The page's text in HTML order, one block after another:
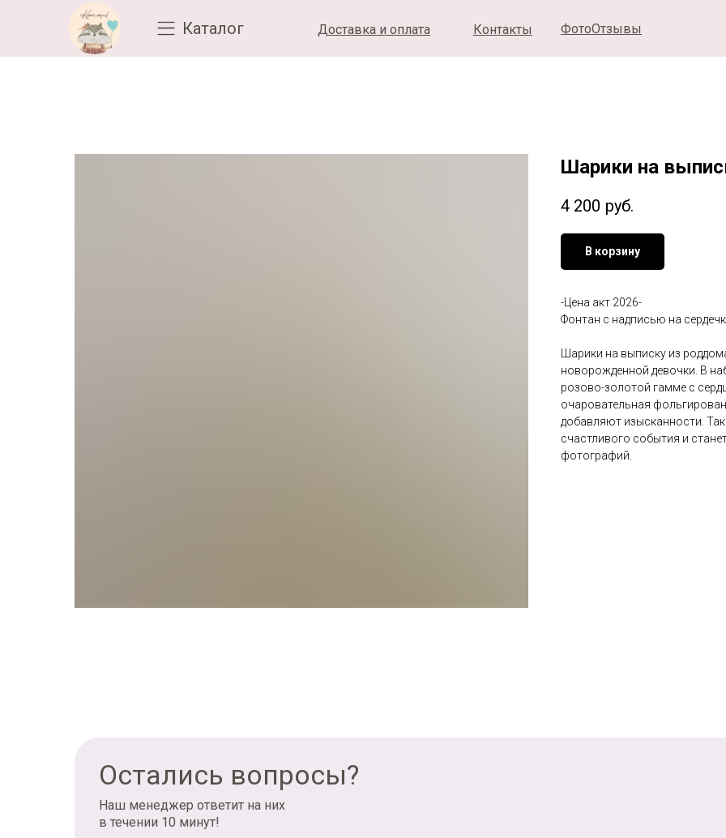
Доставка и оплата
Каталог Контакты ФотоОтзывы
Шарики на
4 200 руб.
В корзину
-Цена акт 2026-
Фонтан с надписью на
Шарики на выписку из
новорожденной девочки. В
розово-золотой гамме с
очаровательная
добавляют изысканности.
счастливого события и
фотографий.
Остались вопросы?
Наш менеджер ответит на них
в течении 10 минут!